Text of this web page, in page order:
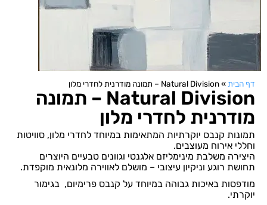
דף הבית »Natural Division – תמונה מודרנית לחדרי מלון
Natural Division – תמונה
מודרנית לחדרי מלון
תמונות קנבס יוקרתיות המתאימות במיוחד לחדרי מלון, סוויטות
וחללי אירוח מעוצבים.
היצירה משלבת מינימליזם אלגנטי וגוונים טבעיים היוצרים
תחושת רוגע וניקיון עיצובי – מושלם לאווירה מלונאית מוקפדת.
מודפסות באיכות גבוהה במיוחד על קנבס פרימיום, בגימור
יוקרתי.